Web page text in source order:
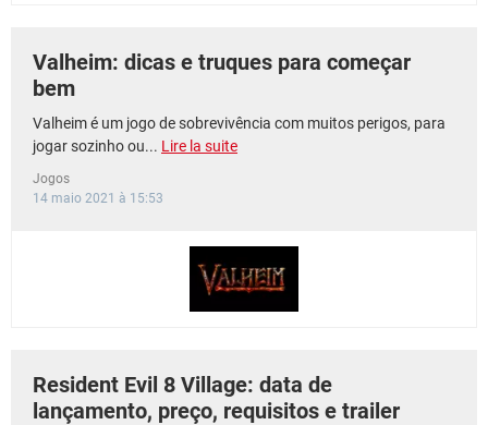
Valheim: dicas e truques para começar
bem
Valheim é um jogo de sobrevivência com muitos perigos, para
jogar sozinho ou... Lire la suite
Jogos
14 maio 2021 à 15:53
Resident Evil 8 Village: data de
lançamento, preço, requisitos e trailer